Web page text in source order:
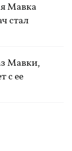
Мавка
стал
Мавки,
с ее